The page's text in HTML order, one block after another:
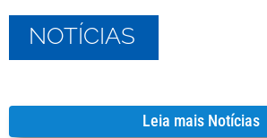
NOTÍCIAS
Leia mais Notícias